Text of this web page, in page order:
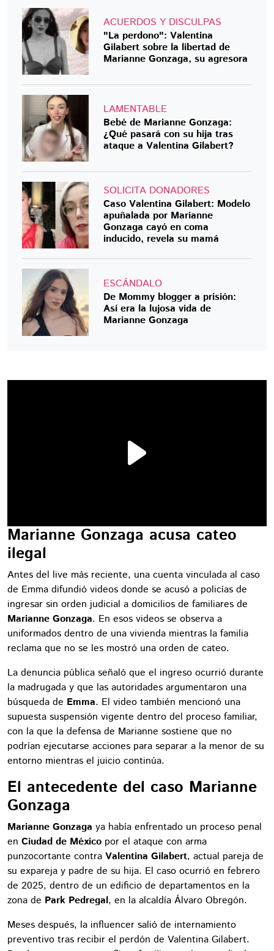
ACUERDOS Y DISCULPAS
"La perdono": Valentina
Gilabert sobre la libertad de
Marianne Gonzaga, su agresora
LAMENTABLE
Bebé de Marianne Gonzaga:
¿Qué pasará con su hija tras
ataque a Valentina Gilabert?
SOLICITA DONADORES
Caso Valentina Gilabert: Modelo
apuñalada por Marianne
Gonzaga cayó en coma
inducido, revela su mamá
ESCÁNDALO
De Mommy blogger a prisión:
Así era la lujosa vida de
Marianne Gonzaga
Marianne Gonzaga acusa cateo
ilegal
Antes del live más reciente, una cuenta vinculada al caso
de Emma difundió videos donde se acusó a policías de
ingresar sin orden judicial a domicilios de familiares de
Marianne Gonzaga. En esos videos se observa a
uniformados dentro de una vivienda mientras la familia
reclama que no se les mostró una orden de cateo.
La denuncia pública señaló que el ingreso ocurrió durante
la madrugada y que las autoridades argumentaron una
búsqueda de Emma. El video también mencionó una
supuesta suspensión vigente dentro del proceso familiar,
con la que la defensa de Marianne sostiene que no
podrían ejecutarse acciones para separar a la menor de su
entorno mientras el juicio continúa.
El antecedente del caso Marianne
Gonzaga
Marianne Gonzaga ya había enfrentado un proceso penal
en Ciudad de México por el ataque con arma
punzocortante contra Valentina Gilabert, actual pareja de
su expareja y padre de su hija. El caso ocurrió en febrero
de 2025, dentro de un edificio de departamentos en la
zona de Park Pedregal, en la alcaldía Álvaro Obregón.
Meses después, la influencer salió de internamiento
preventivo tras recibir el perdón de Valentina Gilabert.